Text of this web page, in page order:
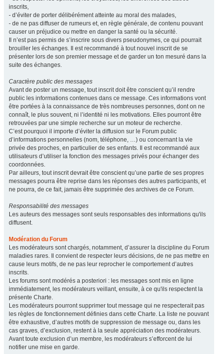
inscrits,
- d’éviter de porter délibérément atteinte au moral des malades,
- de ne pas diffuser de rumeurs et, en règle générale, de contenu pouvant
causer un préjudice ou mettre en danger la santé ou la sécurité.
Il n’est pas permis de s’inscrire sous divers pseudonymes, ce qui pourrait
brouiller les échanges. Il est recommandé à tout nouvel inscrit de se
présenter lors de son premier message et de garder un ton mesuré dans la
suite des échanges.
Caractère public des messages
Avant de poster un message, tout inscrit doit être conscient qu’il rendre
public les informations contenues dans ce message. Ces informations vont
être portées à la connaissance de très nombreuses personnes, dont on ne
connaît, le plus souvent, ni l’identité ni les motivations. Elles pourront être
retrouvées par une simple recherche sur un moteur de recherche.
C’est pourquoi il importe d’éviter la diffusion sur le Forum public
d’informations personnelles (nom, téléphone, …) ou concernant la vie
privée des proches, en particulier de ses enfants. Il est recommandé aux
utilisateurs d’utiliser la fonction des messages privés pour échanger des
coordonnées.
Par ailleurs, tout inscrit devrait être conscient qu’une partie de ses propres
messages pourra être reprise dans les réponses des autres participants, et
ne pourra, de ce fait, jamais être supprimée des archives de ce Forum.
Responsabilité des messages
Les auteurs des messages sont seuls responsables des informations qu'ils
diffusent.
Modération du Forum
Les modérateurs sont chargés, notamment, d’assurer la discipline du Forum
maladies rares. Il convient de respecter leurs décisions, de ne pas mettre en
cause leurs motifs, de ne pas leur reprocher le comportement d’autres
inscrits.
Les forums sont modérés a posteriori : les messages sont mis en ligne
immédiatement, les modérateurs veillant, ensuite, à ce qu'ils respectent la
présente Charte.
Les modérateurs pourront supprimer tout message qui ne respecterait pas
les règles de fonctionnement définies dans cette Charte. La liste ne pouvant
être exhaustive, d’autres motifs de suppression de message ou, dans les
cas graves, d’exclusion, restent à la seule appréciation des modérateurs.
Avant toute exclusion d’un membre, les modérateurs s’efforcent de lui
notifier une mise en garde.